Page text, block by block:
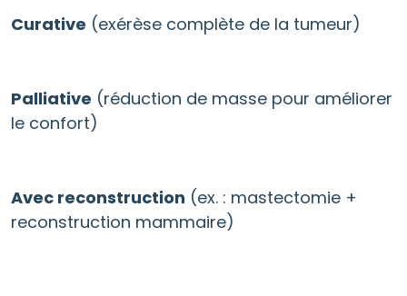
Curative (exérèse complète de la tumeur)
Palliative (réduction de masse pour améliorer
le confort)
Avec reconstruction (ex. : mastectomie +
reconstruction mammaire)